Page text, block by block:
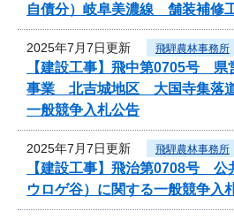
自債分）岐阜美濃線 舗装補修
2025年7月7日更新 飛騨農林事務所
【建設工事】飛中第0705号 県
事業 北吉城地区 大国寺集落
一般競争入札公告
2025年7月7日更新 飛騨農林事務所
【建設工事】飛治第0708号
ウロゲ谷）に関する一般競争入